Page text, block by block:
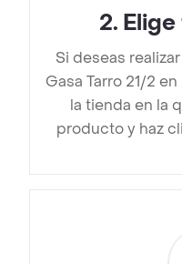
2.
Si deseas
Gasa Tarro 21/2
la tienda en la
producto y haz